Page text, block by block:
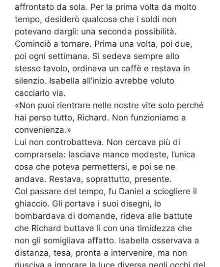
affrontato da sola. Per la prima volta da molto
tempo, desiderò qualcosa che i soldi non
potevano dargli: una seconda possibilità.
Cominciò a tornare. Prima una volta, poi due,
poi ogni settimana. Si sedeva sempre allo
stesso tavolo, ordinava un caffè e restava in
silenzio. Isabella all’inizio avrebbe voluto
cacciarlo via.
«Non puoi rientrare nelle nostre vite solo perché
hai perso tutto, Richard. Non funzioniamo a
convenienza.»
Lui non controbatteva. Non cercava più di
comprarsela: lasciava mance modeste, l’unica
cosa che poteva permettersi, e poi se ne
andava. Restava, soprattutto, presente.
Col passare del tempo, fu Daniel a sciogliere il
ghiaccio. Gli portava i suoi disegni, lo
bombardava di domande, rideva alle battute
che Richard buttava lì con una timidezza che
non gli somigliava affatto. Isabella osservava a
distanza, tesa, pronta a intervenire, ma non
riusciva a ignorare la luce diversa negli occhi del